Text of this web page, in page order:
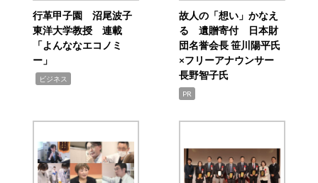
行革甲子園 沼尾波子
東洋大学教授 連載
「よんななエコノミ
ー」
ビジネス
故人の「想い」かなえ
る 遺贈寄付 日本財
団名誉会長 笹川陽平氏
×フリーアナウンサー
長野智子氏
PR